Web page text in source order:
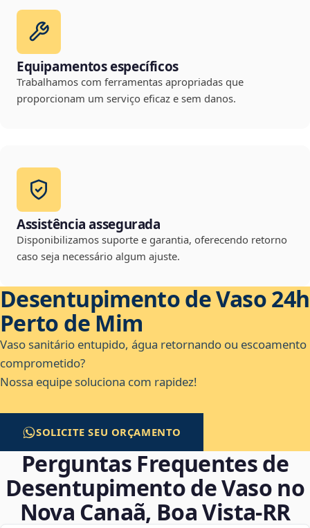
Equipamentos específicos
Trabalhamos com ferramentas apropriadas que
proporcionam um serviço eficaz e sem danos.
Assistência assegurada
Disponibilizamos suporte e garantia, oferecendo retorno
caso seja necessário algum ajuste.
Desentupimento de Vaso 24h
Perto de Mim
Vaso sanitário entupido, água retornando ou escoamento
comprometido?
Nossa equipe soluciona com rapidez!
SOLICITE SEU ORÇAMENTO
Perguntas Frequentes de
Desentupimento de Vaso no
Nova Canaã, Boa Vista‑RR